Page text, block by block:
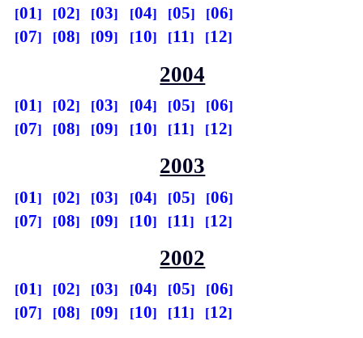
01 02 03 04 05
06
07
08 09 10 11 12
2004
01 02 03 04 05
06
07
08 09 10 11 12
2003
01 02 03 04 05
06
07
08 09 10 11 12
2002
01 02 03 04 05
06
07
08 09 10 11 12